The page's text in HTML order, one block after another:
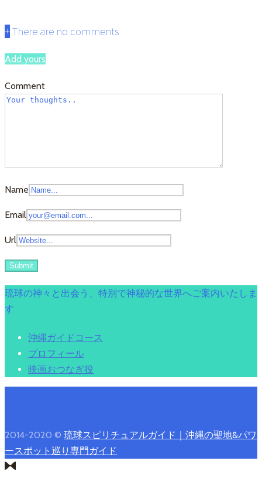
+There are no comments
Add yours
Comment
Name
Email
Url
琉球の神々と出会う、特別で神秘的な世界へご案内いたしま
す
沖縄ガイドコース
プロフィール
映画おつなぎ役
2014-2020 © 琉球スピリチュアルガイド｜沖縄の聖地&パワ
ースポット巡り専門ガイド